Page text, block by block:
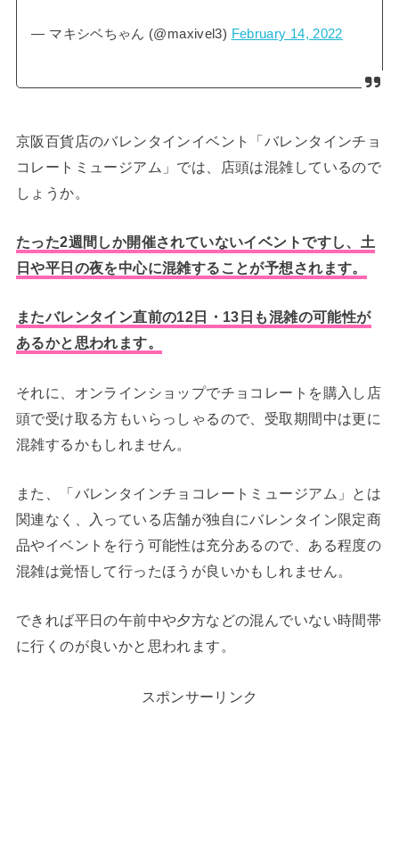
— マキシベちゃん (@maxivel3) February 14, 2022
京阪百貨店のバレンタインイベント「バレンタインチョ
コレートミュージアム」では、店頭は混雑しているので
しょうか。
たった2週間しか開催されていないイベントですし、土
日や平日の夜を中心に混雑することが予想されます。
またバレンタイン直前の12日・13日も混雑の可能性が
あるかと思われます。
それに、オンラインショップでチョコレートを購入し店
頭で受け取る方もいらっしゃるので、受取期間中は更に
混雑するかもしれません。
また、「バレンタインチョコレートミュージアム」とは
関連なく、入っている店舗が独自にバレンタイン限定商
品やイベントを行う可能性は充分あるので、ある程度の
混雑は覚悟して行ったほうが良いかもしれません。
できれば平日の午前中や夕方などの混んでいない時間帯
に行くのが良いかと思われます。
スポンサーリンク